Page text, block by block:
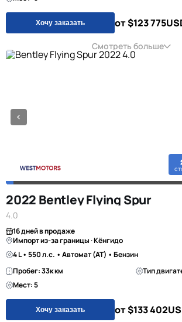
Хочу заказать от $123 775
Смотреть больше
2022 Bentley Flying Spur
4.0
16 дней в продаже
Импорт из-за границы · Кёнгидо
4 L • 550 л.с. • Автомат (AT) • Бензин
Пробег: 33к км
Тип
Мест: 5
Хочу заказать от $133 402